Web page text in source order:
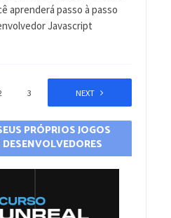
aprenderá passo à passo
Javascript
3 NEXT
PRÓPRIOS JOGOS